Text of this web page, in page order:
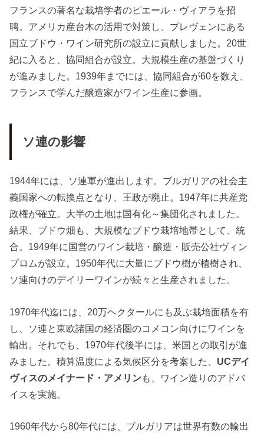
フランスの著名な栽培学者のピエール・ヴィアラを招
聘。アメリカ産台木の活用で対策し、プレヴェンにある
国立ブドウ・ワイン研究所の設立に貢献しました。20世
紀に入ると、協同組合が設立。大規模生産の基盤づくり
が進みました。1939年までには、協同組合が60を数え、
フランスで学んだ醸造家がワイン生産に参画。
ソ連の影響
1944年には、ソ連軍が進出します。ブルガリアの社会主
義国家への転換点となり、王政が廃止。1947年に共産党
政権が確立。大半の土地は国有化～集団化されました。
結果、ブドウ畑も、大規模なブドウ栽培地帯として、統
合。1949年に国営のワイン栽培・醸造・販売公社ヴィン
プロムが設立。1950年代に大量にブドウ樹が植樹され、
ソ連向けのデイリーワインが続々と生産されました。
1970年代迄には、20万ヘクタールにも及ぶ栽培面積を有
し、ソ連と東欧諸国の経済圏のコメコン向けにワインを
輸出。それでも、1970年代後半には、米国との取引が進
みました。積算温度による気候区分を考案した、 UCデイ
ヴィスのメイナード・アメリンも、ワイン造りのアドバ
イスを実施。
1960年代から80年代には、ブルガリアは世界有数の輸出